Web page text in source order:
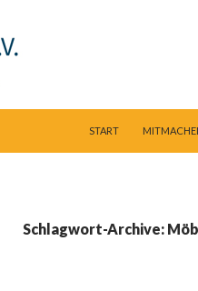
START
Schlagwort-Archive: